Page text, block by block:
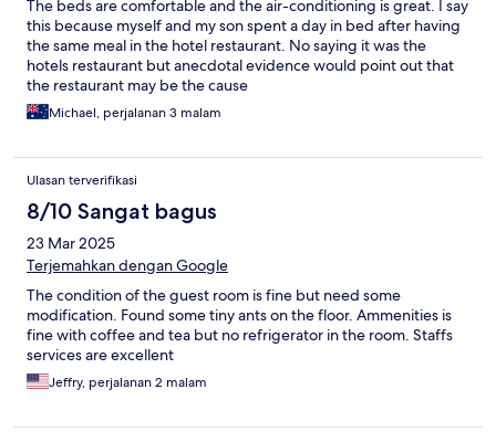
The beds are comfortable and the air-conditioning is great. I say
this because myself and my son spent a day in bed after having
the same meal in the hotel restaurant. No saying it was the
hotels restaurant but anecdotal evidence would point out that
the restaurant may be the cause
Michael, perjalanan 3 malam
Ulasan terverifikasi
8/10 Sangat bagus
23 Mar 2025
Terjemahkan dengan Google
The condition of the guest room is fine but need some
modification. Found some tiny ants on the floor. Ammenities is
fine with coffee and tea but no refrigerator in the room. Staffs
services are excellent
Jeffry, perjalanan 2 malam